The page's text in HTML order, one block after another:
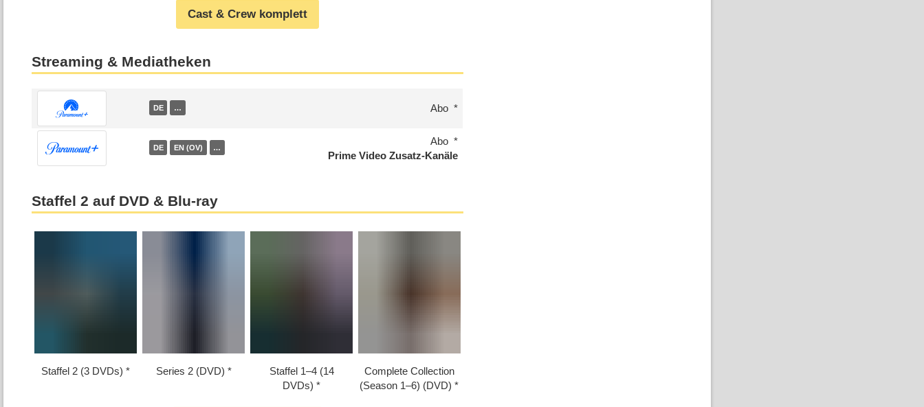
Cast & Crew komplett
Streaming & Mediatheken
DE … Abo
DE EN (OV) …
Abo
Prime Video Zusatz-Kanäle
Staffel 2 auf DVD & Blu-ray
Staffel 2 (3 DVDs) Series 2 (DVD)
Staffel 1⁠–⁠4 (14
DVDs)
Complete Collection
(Season 1⁠–⁠6) (DVD)